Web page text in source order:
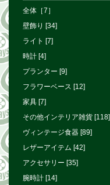
全体［7］
壁飾り [34]
ライト [7]
時計 [4]
プランター [9]
フラワーベース [12]
家具 [7]
その他インテリア雑貨 [118]
ヴィンテージ食器 [89]
レザーアイテム [42]
アクセサリー [35]
腕時計 [14]